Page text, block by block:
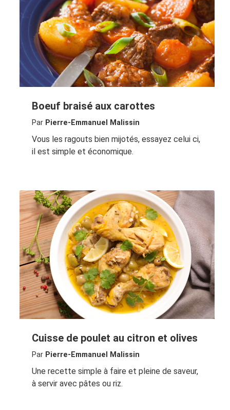
Boeuf braisé aux carottes
Par Pierre-Emmanuel Malissin
Vous les ragouts bien mijotés, essayez celui ci,
il est simple et économique.
Cuisse de poulet au citron et olives
Par Pierre-Emmanuel Malissin
Une recette simple à faire et pleine de saveur,
à servir avec pâtes ou riz.